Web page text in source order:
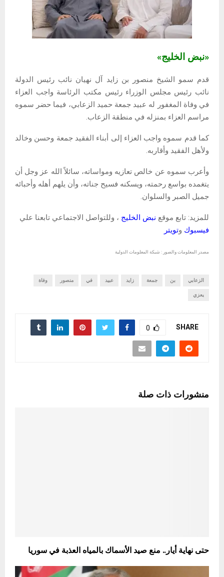
«نبض الخليج»
قدم سمو الشيخ منصور بن زايد آل نهيان نائب رئيس الدولة
نائب رئيس مجلس الوزراء رئيس مكتب الرئاسة واجب العزاء
في وفاة المغفور له عبيد جمعة حميد الزعابي، فيما حضر سموه
مراسم العزاء بمنزله في منطقة الزعاب.
كما قدم سموه واجب العزاء إلى أبناء الفقيد جمعة وحسن وخالد
ولأهل الفقيد وأقاربه.
وأعرب سموه عن خالص تعازيه ومواساته، سائلاً الله عز وجل أن
يتغمده بواسع رحمته، ويسكنه فسيح جناته، وأن يلهم أهله وأحبائه
جميل الصبر والسلوان.
للمزيد: تابع موقع نبض الخليج ، وللتواصل الاجتماعي تابعنا علي
فيسبوك وتويتر
مصدر المعلومات والصور : شبكة المعلومات الدولية
الزعابي بن جمعة زايد عبيد في منصور وفاة
يعزي
SHARE
0
منشورات ذات صلة
حتى نهاية أيار.. منع صيد الأسماك بالمياه العذبة في سوريا